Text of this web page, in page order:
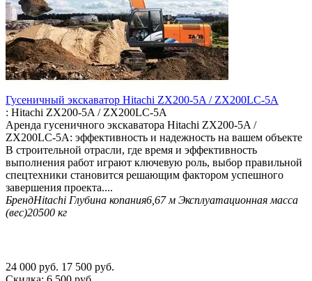
Гусеничный экскаватор Hitachi ZX200-5A / ZX200LC-5A
: Hitachi ZX200-5A / ZX200LC-5A
Аренда гусеничного экскаватора Hitachi ZX200-5A /
ZX200LC-5A: эффективность и надежность на вашем объекте
В строительной отрасли, где время и эффективность
выполнения работ играют ключевую роль, выбор правильной
спецтехники становится решающим фактором успешного
завершения проекта....
БрендHitachi Глубина копания6,67 м Эксплуатационная масса
(вес)20500 кг
24 000 руб. 17 500 руб.